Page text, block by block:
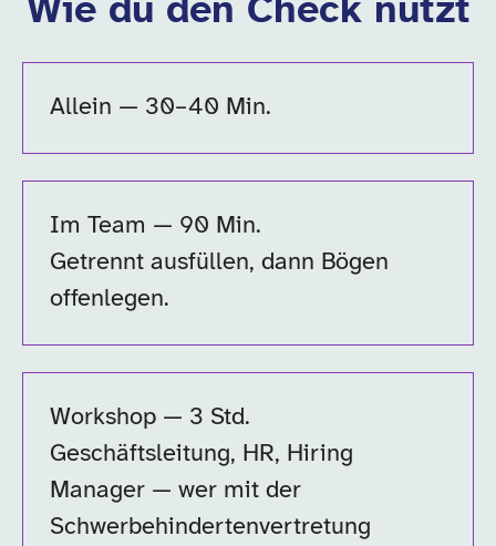
Wie du den Check nutzt
Allein — 30–40 Min.
Im Team — 90 Min.
Getrennt ausfüllen, dann Bögen
offenlegen.
Workshop — 3 Std.
Geschäftsleitung, HR, Hiring
Manager — wer mit der
Schwerbehindertenvertretung